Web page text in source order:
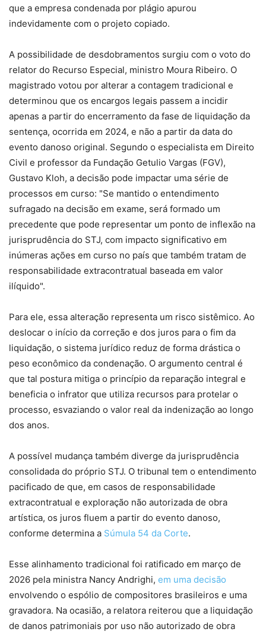
que a empresa condenada por plágio apurou
indevidamente com o projeto copiado.
A possibilidade de desdobramentos surgiu com o voto do
relator do Recurso Especial, ministro Moura Ribeiro. O
magistrado votou por alterar a contagem tradicional e
determinou que os encargos legais passem a incidir
apenas a partir do encerramento da fase de liquidação da
sentença, ocorrida em 2024, e não a partir da data do
evento danoso original. Segundo o especialista em Direito
Civil e professor da Fundação Getulio Vargas (FGV),
Gustavo Kloh, a decisão pode impactar uma série de
processos em curso: "Se mantido o entendimento
sufragado na decisão em exame, será formado um
precedente que pode representar um ponto de inflexão na
jurisprudência do STJ, com impacto significativo em
inúmeras ações em curso no país que também tratam de
responsabilidade extracontratual baseada em valor
ilíquido".
Para ele, essa alteração representa um risco sistêmico. Ao
deslocar o início da correção e dos juros para o fim da
liquidação, o sistema jurídico reduz de forma drástica o
peso econômico da condenação. O argumento central é
que tal postura mitiga o princípio da reparação integral e
beneficia o infrator que utiliza recursos para protelar o
processo, esvaziando o valor real da indenização ao longo
dos anos.
A possível mudança também diverge da jurisprudência
consolidada do próprio STJ. O tribunal tem o entendimento
pacificado de que, em casos de responsabilidade
extracontratual e exploração não autorizada de obra
artística, os juros fluem a partir do evento danoso,
conforme determina a Súmula 54 da Corte.
Esse alinhamento tradicional foi ratificado em março de
2026 pela ministra Nancy Andrighi, em uma decisão
envolvendo o espólio de compositores brasileiros e uma
gravadora. Na ocasião, a relatora reiterou que a liquidação
de danos patrimoniais por uso não autorizado de obra